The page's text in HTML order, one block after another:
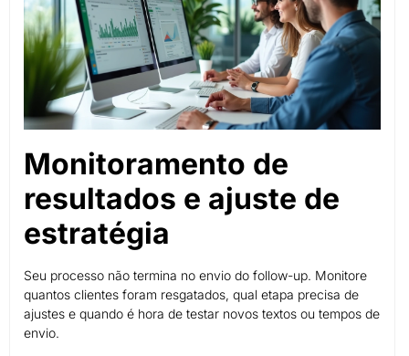
Monitoramento de
resultados e ajuste de
estratégia
Seu processo não termina no envio do follow-up. Monitore
quantos clientes foram resgatados, qual etapa precisa de
ajustes e quando é hora de testar novos textos ou tempos de
envio.